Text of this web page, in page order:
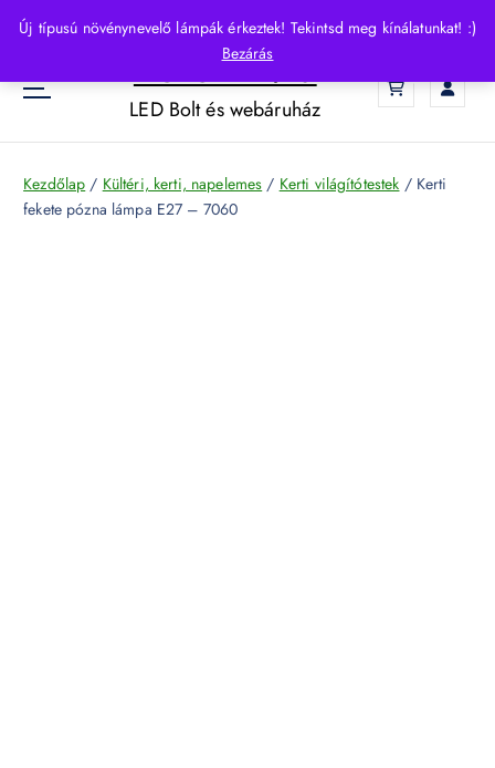
Új típusú növénynevelő lámpák érkeztek! Tekintsd meg kínálatunkat! :)
Bezárás
p
o
HelloLED.hu
LED Bolt és webáruház
Kezdőlap / Kültéri, kerti, napelemes / Kerti világítótestek / Kerti
fekete pózna lámpa E27 – 7060